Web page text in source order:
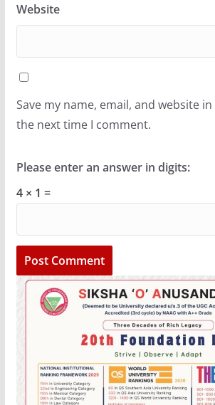
Website
Save my name, email, and website
the next time I comment.
Please enter an answer in digits:
4 × 1 =